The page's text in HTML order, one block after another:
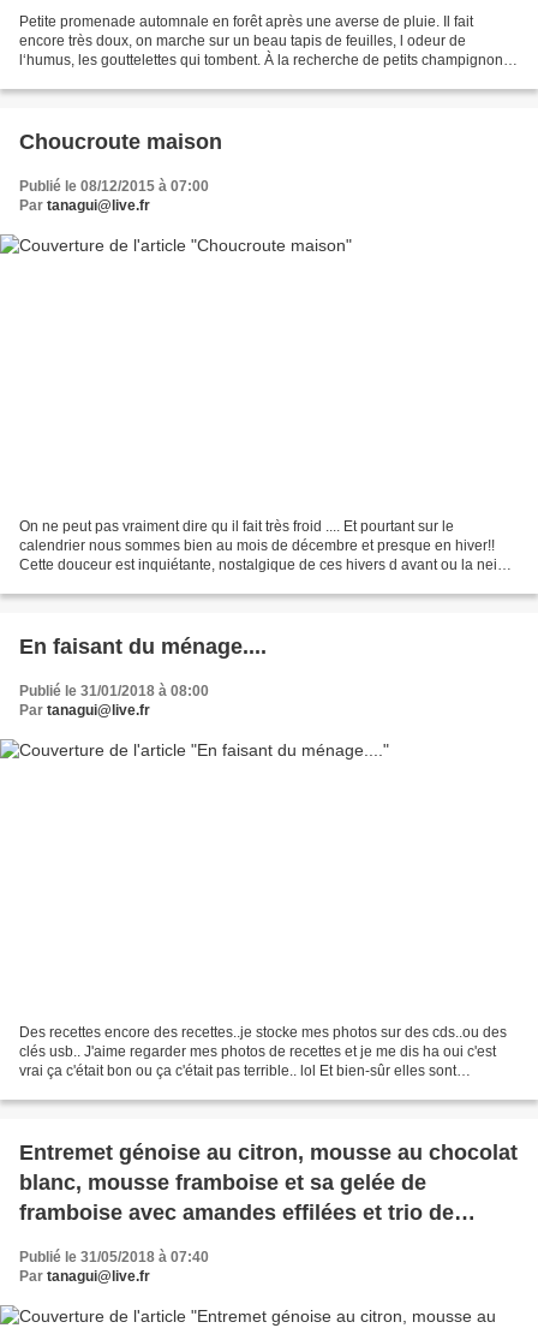
Petite promenade automnale en forêt après une averse de pluie. Il fait
encore très doux, on marche sur un beau tapis de feuilles, l odeur de
l‘humus, les gouttelettes qui tombent. À la recherche de petits champignons..
Choucroute maison
Publié le 08/12/2015 à 07:00
Par tanagui@live.fr
On ne peut pas vraiment dire qu il fait très froid .... Et pourtant sur le
calendrier nous sommes bien au mois de décembre et presque en hiver!!
Cette douceur est inquiétante, nostalgique de ces hivers d avant ou la neige
En faisant du ménage....
Publié le 31/01/2018 à 08:00
Par tanagui@live.fr
Des recettes encore des recettes..je stocke mes photos sur des cds..ou des
clés usb.. J'aime regarder mes photos de recettes et je me dis ha oui c'est
vrai ça c'était bon ou ça c'était pas terrible.. lol Et bien-sûr elles sont
Entremet génoise au citron, mousse au chocolat
blanc, mousse framboise et sa gelée de
framboise avec amandes effilées et trio de
Publié le 31/05/2018 à 07:40
Par tanagui@live.fr